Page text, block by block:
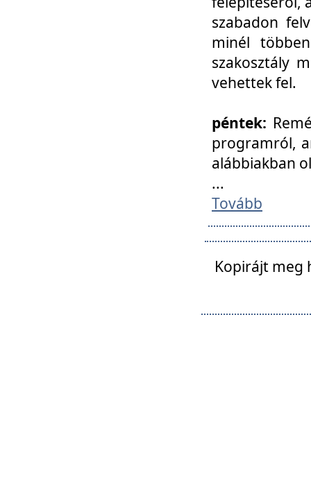
szabadon
minél
szakosztály
vehettek fel.
péntek:
programról,
alábbiakban
...
Tovább
Kopirájt meg